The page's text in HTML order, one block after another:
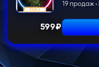
19 продаж
599₽